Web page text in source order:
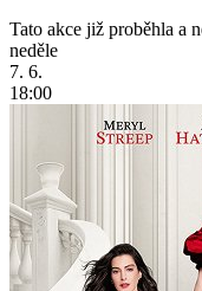
Tato akce již proběhla a
neděle
7. 6.
18:00